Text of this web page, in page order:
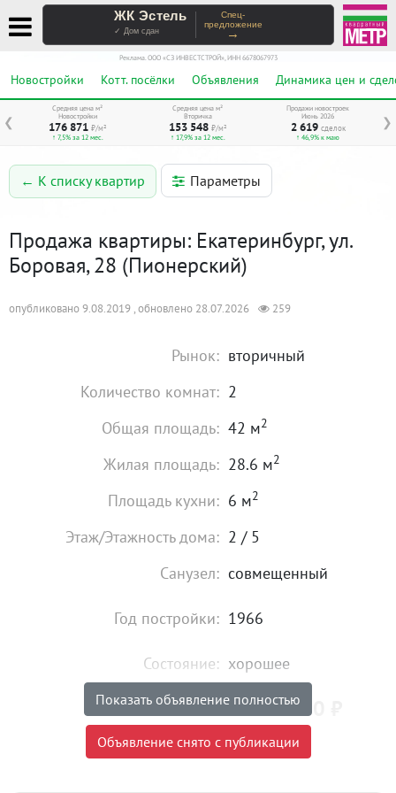
ЖК Эстель
✓ Дом сдан
Спец-
предложение
→
Реклама. ООО «СЗ ИНВЕСТСТРОЙ», ИНН 6678067973
Новостройки Котт. посёлки Объявления Динамика цен и
❮ ❯
Средняя цена м²
Новостройки
176 871 ₽/м²
↑ 7,5% за 12 мес.
Средняя цена м²
Вторичка
153 548 ₽/м²
↑ 17,9% за 12 мес.
Продажи новостроек
Июнь 2026
2 619 сделок
↑ 46,9% к маю
← К списку квартир Параметры
Продажа квартиры: Екатеринбург, ул.
Боровая, 28 (Пионерский)
опубликовано 9.08.2019 , обновлено 28.07.2026 259
Рынок: вторичный
Количество комнат: 2
Общая площадь: 42 м2
Жилая площадь: 28.6 м2
Площадь кухни: 6 м2
Этаж/Этажность дома: 2 / 5
Санузел: совмещенный
Год постройки: 1966
Состояние: хорошее
Цена: 3 820 000
Объявление снято с публикации
Показать объявление полностью
Объявление снято с публикации